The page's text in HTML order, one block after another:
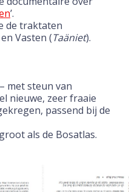
’.
de traktaten
Vasten (Taäniet).
met steun van
nieuwe, zeer fraaie
passend bij de
als de Bosatlas.